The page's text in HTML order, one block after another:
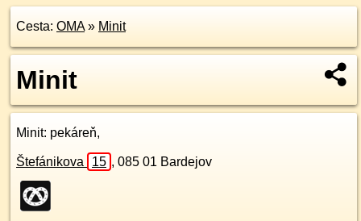
Cesta: OMA» Minit
Minit
Minit: pekáreň,
Štefánikova 15 , 085 01 Bardejov